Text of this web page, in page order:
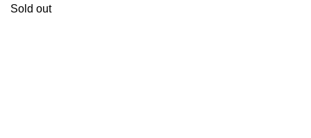
Sold out